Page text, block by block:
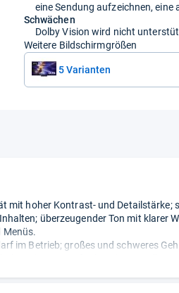
eine Sendung aufzeichnen, eine
Schwächen
Dolby Vision wird nicht
Weitere Bildschirmgrößen
5 Varianten
mit hoher Kontrast- und Detailstärke;
überzeugender Ton mit klarer
im Betrieb; großes und schweres
Leistungsaufnahme im Standby;